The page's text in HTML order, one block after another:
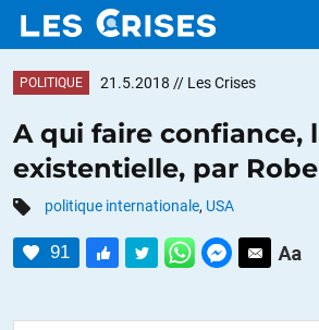
DOSSIERS
CATÉGORIES
POLITIQUE 21.5.2018 // Les Crises
A qui faire confiance,
existentielle, par
politique internationale, USA
91